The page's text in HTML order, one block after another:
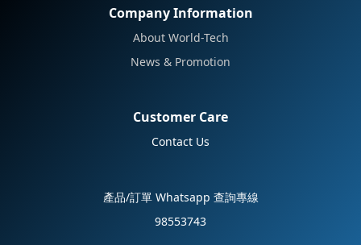
Company Information
About World-Tech
News & Promotion
Customer Care
Contact Us
產品/訂單 Whatsapp 查詢專線
98553743